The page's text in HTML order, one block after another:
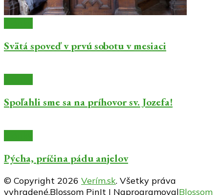
Svätá spoveď v prvú sobotu v mesiaci
Spoľahli sme sa na príhovor sv. Jozefa!
Pýcha, príčina pádu anjelov
© Copyright 2026 Verím.sk. Všetky práva
vyhradené.Blossom PinIt | NaprogramovalBlossom